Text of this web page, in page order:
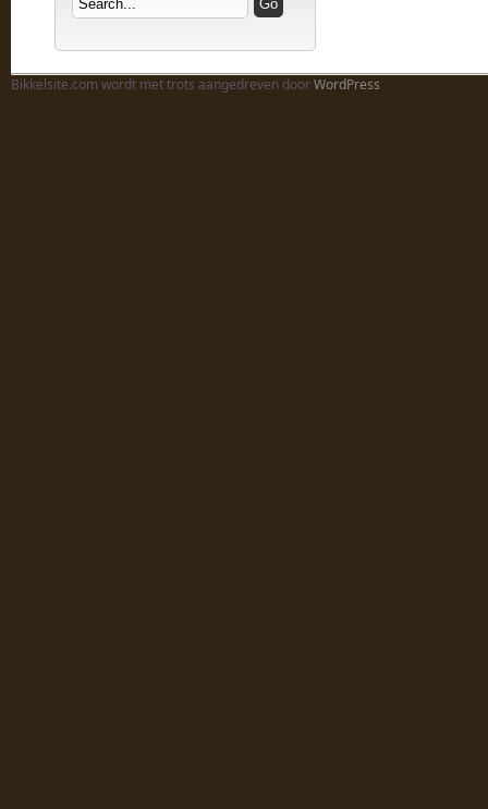
Bikkelsite.com wordt met trots aangedreven doorWordPress